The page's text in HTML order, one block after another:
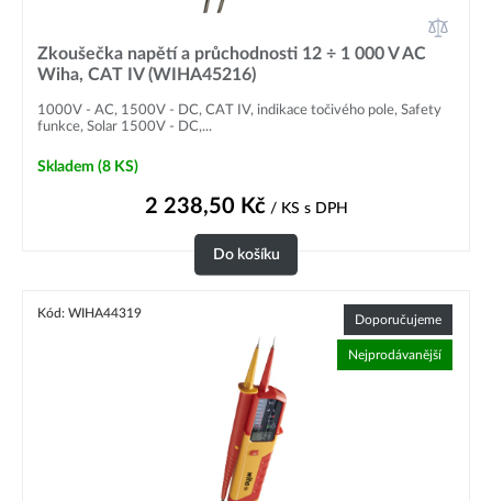
Zkoušečka napětí a průchodnosti 12 ÷ 1 000 V AC
Wiha, CAT IV (WIHA45216)
1000V - AC, 1500V - DC, CAT IV, indikace točivého pole, Safety
funkce, Solar 1500V - DC,...
Skladem (8 KS)
2 238,50 Kč/ KS s DPH
Do košíku
Kód: WIHA44319 Doporučujeme
Nejprodávanější